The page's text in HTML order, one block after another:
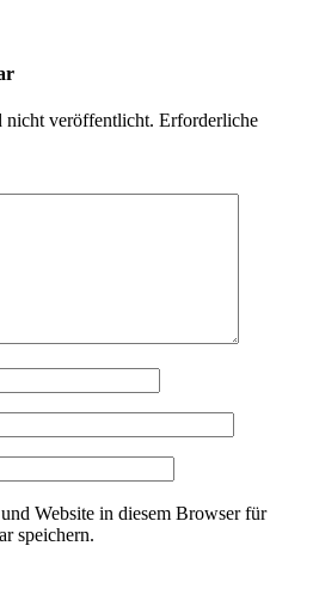
veröffentlicht. Erforderliche
Website in diesem Browser für
speichern.